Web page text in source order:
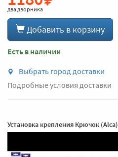
два дворника
Добавить в корзину
Есть в наличии
Выбрать город доставки
Подробные условия доставки
Установка крепления Крючок (Alca)